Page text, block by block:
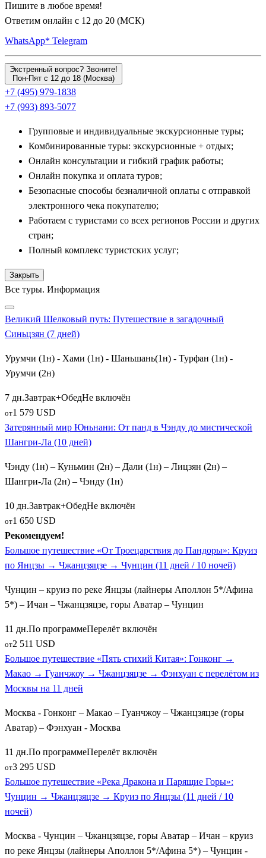
Пишите в любое время!
Ответим онлайн с 12 до 20 (МСК)
WhatsApp* Telegram
Экстренный вопрос? Звоните!
Пон-Пят с 12 до 18 (Москва)
+7 (495) 979-1838
+7 (993) 893-5077
Групповые и индивидуальные экскурсионные туры;
Комбинированные туры: экскурсионные + отдых;
Онлайн консультации и гибкий график работы;
Онлайн покупка и оплата туров;
Безопасные способы безналичной оплаты с отправкой
электронного чека покупателю;
Работаем с туристами со всех регионов России и других
стран;
Полный комплекс туристских услуг;
Закрыть
Все туры. Информация
Великий Шелковый путь: Путешествие в загадочный
Синьцзян (7 дней)
Урумчи (1н) - Хами (1н) - Шаньшань(1н) - Турфан (1н) -
Урумчи (2н)
7 дн.Завтрак+ОбедНе включён
от1 579 USD
Затерянный мир Юньнани: От панд в Чэнду до мистической
Шангри-Ла (10 дней)
Чэнду (1н) – Куньмин (2н) – Дали (1н) – Лицзян (2н) –
Шангри-Ла (2н) – Чэнду (1н)
10 дн.Завтрак+ОбедНе включён
от1 650 USD
Рекомендуем!
Большое путешествие «От Троецарствия до Пандоры»: Круиз
по Янцзы → Чжанцзяцзе → Чунцин (11 дней / 10 ночей)
Чунцин – круиз по реке Янцзы (лайнеры Аполлон 5*/Афина
5*) – Ичан – Чжанцзяцзе, горы Аватар – Чунцин
11 дн.По программеПерелёт включён
от2 511 USD
Большое путешествие «Пять стихий Китая»: Гонконг →
Макао → Гуанчжоу → Чжанцзяцзе → Фэнхуан с перелётом из
Москвы на 11 дней
Москва - Гонконг – Макао – Гуанчжоу – Чжанцзяцзе (горы
Аватар) – Фэнхуан - Москва
11 дн.По программеПерелёт включён
от3 295 USD
Большое путешествие «Река Дракона и Парящие Горы»:
Чунцин → Чжанцзяцзе → Круиз по Янцзы (11 дней / 10
ночей)
Москва - Чунцин – Чжанцзяцзе, горы Аватар – Ичан – круиз
по реке Янцзы (лайнеры Аполлон 5*/Афина 5*) – Чунцин -